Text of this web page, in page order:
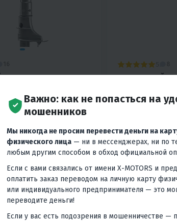
PROMAX
БАК)
цены
4 090 ₽/мес
КУПИТЬ В 1 КЛИК
Румпель
ЛОДОЧНЫЙ
SP5FHS
88 900 ₽90
3 700 ₽/мес
В КОРЗИНУ
Важно: как не попасться на
мошенников
Мы никогда не просим перевести деньги на
физического лица — ни в мессенджерах, ни по
любым другим способом в обход официальной
Если с вами связались от имени X-MOTORS и
оплатить заказ переводом на личную карту
или индивидуального предпринимателя — это
переводите деньги!
Если у вас есть подозрения в мошенничестве —